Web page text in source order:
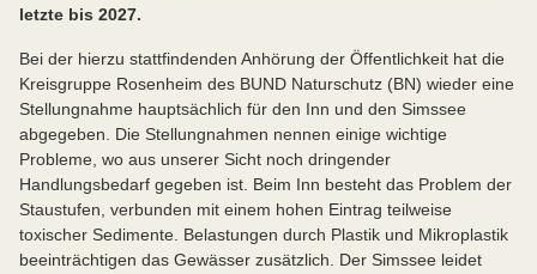
letzte bis 2027.
Bei der hierzu stattfindenden Anhörung der Öffentlichkeit hat die
Kreisgruppe Rosenheim des BUND Naturschutz (BN) wieder eine
Stellungnahme hauptsächlich für den Inn und den Simssee
abgegeben. Die Stellungnahmen nennen einige wichtige
Probleme, wo aus unserer Sicht noch dringender
Handlungsbedarf gegeben ist. Beim Inn besteht das Problem der
Staustufen, verbunden mit einem hohen Eintrag teilweise
toxischer Sedimente. Belastungen durch Plastik und Mikroplastik
beeinträchtigen das Gewässer zusätzlich. Der Simssee leidet